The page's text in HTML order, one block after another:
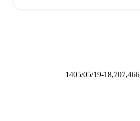
18,707,466
-
1405/05/19